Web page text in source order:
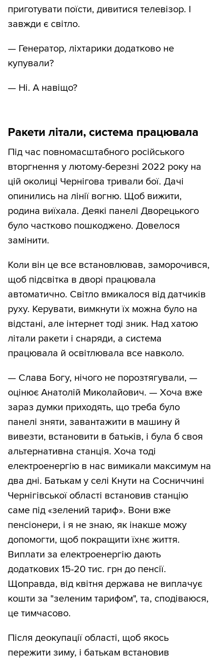
приготувати поїсти, дивитися телевізор. І
завжди є світло.
— Генератор, ліхтарики додатково не
купували?
— Ні. А навіщо?
Ракети літали, система працювала
Під час повномасштабного російського
вторгнення у лютому-березні 2022 року на
цій околиці Чернігова тривали бої. Дачі
опинились на лінії вогню. Щоб вижити,
родина виїхала. Деякі панелі Дворецького
було частково пошкоджено. Довелося
замінити.
Коли він це все встановлював, заморочився,
щоб підсвітка в дворі працювала
автоматично. Світло вмикалося від датчиків
руху. Керувати, вимкнути їх можна було на
відстані, але інтернет тоді зник. Над хатою
літали ракети і снаряди, а система
працювала й освітлювала все навколо.
— Слава Богу, нічого не порозтягували, —
оцінює Анатолій Миколайович. — Хоча вже
зараз думки приходять, що треба було
панелі зняти, завантажити в машину й
вивезти, встановити в батьків, і була б своя
альтернативна станція. Хоча тоді
електроенергію в нас вимикали максимум на
два дні. Батькам у селі Кнути на Сосниччині
Чернігівської області встановив станцію
саме під «зелений тариф». Вони вже
пенсіонери, і я не знаю, як інакше можу
допомогти, щоб покращити їхнє життя.
Виплати за електроенергію дають
додаткових 15-20 тис. грн до пенсії.
Щоправда, від квітня держава не виплачує
кошти за "зеленим тарифом", та, сподіваюся,
це тимчасово.
Після деокупації області, щоб якось
пережити зиму, і батькам встановив